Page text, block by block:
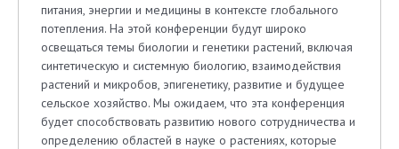
питания, энергии и медицины в контексте глобального
потепления. На этой конференции будут широко
освещаться темы биологии и генетики растений, включая
синтетическую и системную биологию, взаимодействия
растений и микробов, эпигенетику, развитие и будущее
сельское хозяйство. Мы ожидаем, что эта конференция
будет способствовать развитию нового сотрудничества и
определению областей в науке о растениях, которые